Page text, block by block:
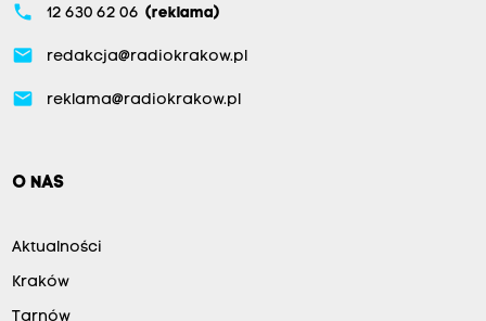
phone 12 630 62 06 (reklama)
email redakcja@radiokrakow.pl
email reklama@radiokrakow.pl
O NAS
Aktualności
Kraków
Tarnów